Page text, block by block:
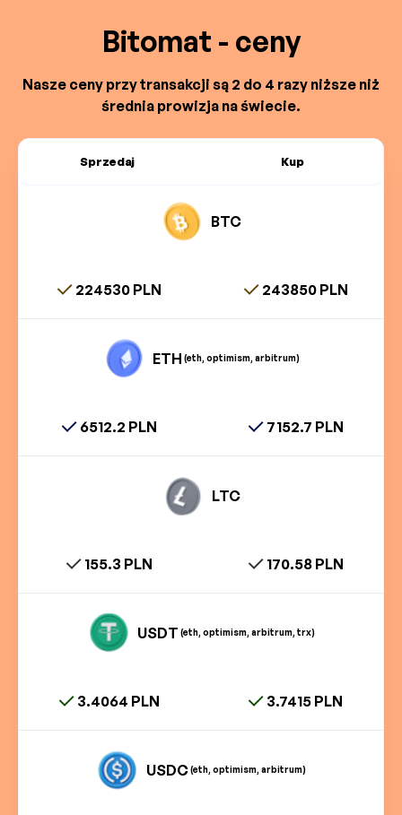
Bitomat - ceny
Nasze ceny przy transakcji są 2 do 4 razy niższe niż
średnia prowizja na świecie.
Sprzedaj Kup
BTC
224530 PLN 243850 PLN
ETH (eth, optimism, arbitrum)
6512.2 PLN 7152.7 PLN
LTC
155.3 PLN 170.58 PLN
USDT (eth, optimism, arbitrum, trx)
3.4064 PLN 3.7415 PLN
USDC(eth, optimism, arbitrum)